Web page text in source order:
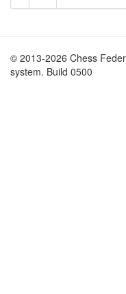
© 2013-2026 Chess
system. Build 0500